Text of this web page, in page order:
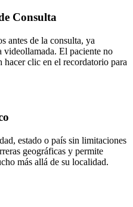
Consulta
antes de la consulta, ya
videollamada. El paciente no
hacer clic en el recordatorio para
estado o país sin limitaciones
geográficas y permite
más allá de su localidad.